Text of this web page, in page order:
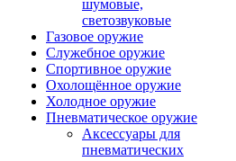
шумовые,
светозвуковые
Газовое оружие
Служебное оружие
Спортивное оружие
Охолощённое оружие
Холодное оружие
Пневматическое оружие
Аксессуары для
пневматических